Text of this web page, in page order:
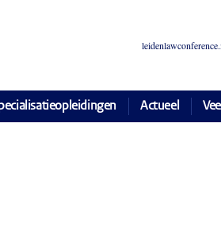
Actueel